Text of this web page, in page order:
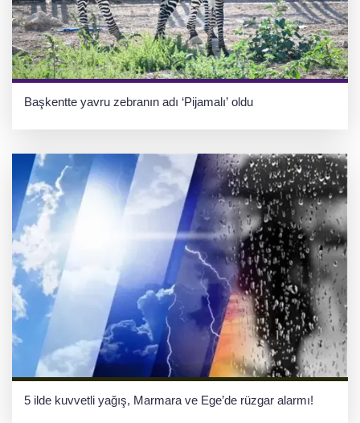
Başkentte yavru zebranın adı ‘Pijamalı’ oldu
5 ilde kuvvetli yağış, Marmara ve Ege’de rüzgar alarmı!